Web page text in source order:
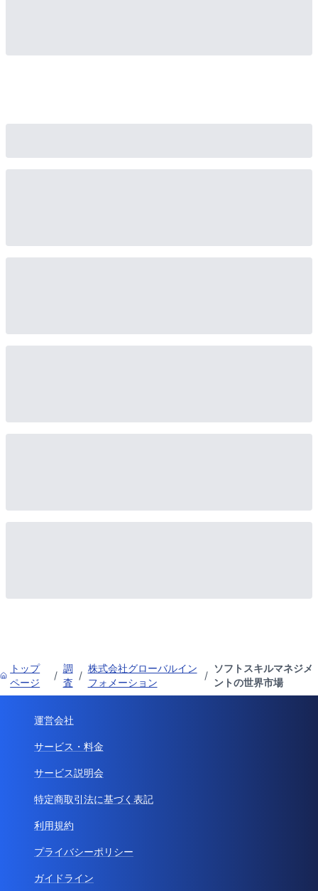
トップ
ページ
/
調
査
/
株式会社グローバルイン
フォメーション
/
ソフトスキルマネジメ
ントの世界市場
運営会社
サービス・料金
サービス説明会
特定商取引法に基づく表記
利用規約
プライバシーポリシー
ガイドライン